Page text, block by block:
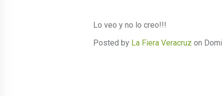
Lo veo y no lo creo!!!
Posted by La Fiera Veracruz on